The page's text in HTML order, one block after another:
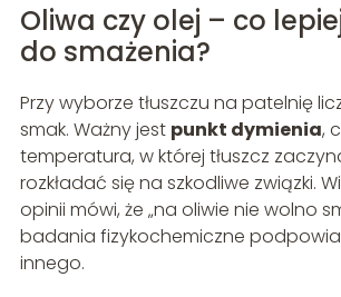
Oliwa czy olej – co
do smażenia?
Przy wyborze tłuszczu na patelnię
smak. Ważny jest punkt dymienia,
temperatura, w której tłuszcz
rozkładać się na szkodliwe związki.
opinii mówi, że „na oliwie nie wolno
badania fizykochemiczne
innego.